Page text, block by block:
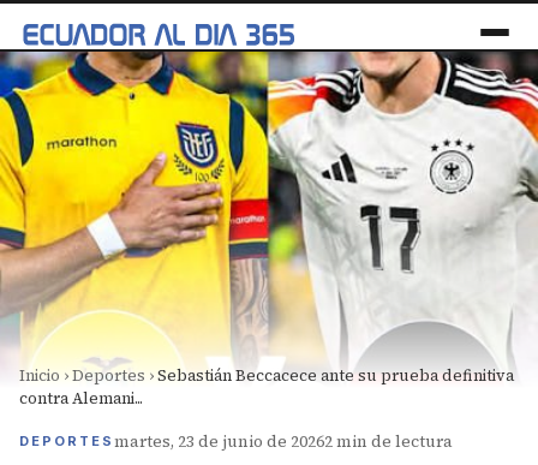
Inicio ›Deportes ›Sebastián Beccacece ante su prueba definitiva
contra Alemani...
DEPORTES martes, 23 de junio de 20262 min de lectura